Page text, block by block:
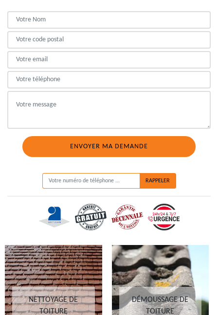
NETTOYAGE DE
TOITURE
DÉMOUSSAGE DE
TOITURE